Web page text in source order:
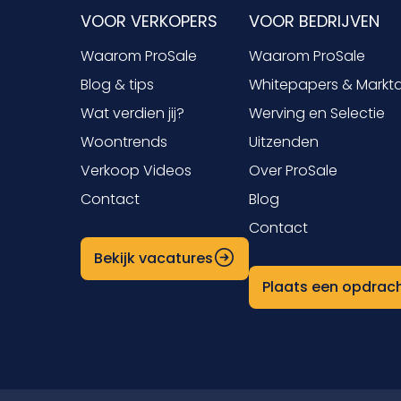
VOOR VERKOPERS
Waarom ProSale
Blog & tips
Wat verdien jij?
Woontrends
Verkoop Videos
Contact
Bekijk vacatures
VOOR BEDRIJVEN
Waarom ProSale
Whitepapers &
Werving en Selectie
Uitzenden
Over ProSale
Blog
Contact
Plaats een